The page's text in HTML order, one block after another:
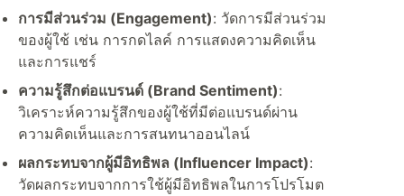
การมีส่วนร่วม (Engagement): วัดการมีส่วนร่วม
ของผู้ใช้ เช่น การกดไลค์ การแสดงความคิดเห็น
และการแชร์
ความรู้สึกต่อแบรนด์ (Brand Sentiment):
วิเคราะห์ความรู้สึกของผู้ใช้ที่มีต่อแบรนด์ผ่าน
ความคิดเห็นและการสนทนาออนไลน์
ผลกระทบจากผู้มีอิทธิพล (Influencer Impact):
วัดผลกระทบจากการใช้ผู้มีอิทธิพลในการโปรโมต